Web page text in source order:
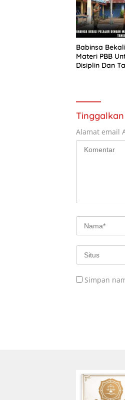
Babinsa
Materi PBB
Disiplin Dan
Alamat email
Simpan